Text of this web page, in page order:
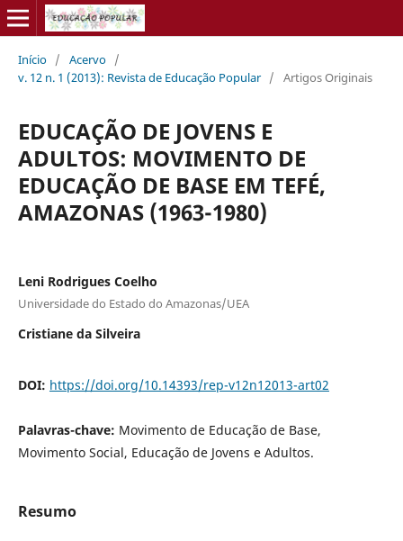
Início / Acervo /
v. 12 n. 1 (2013): Revista de Educação Popular / Artigos Originais
EDUCAÇÃO DE JOVENS E
ADULTOS: MOVIMENTO DE
EDUCAÇÃO DE BASE EM TEFÉ,
AMAZONAS (1963-1980)
Leni Rodrigues Coelho
Universidade do Estado do Amazonas/UEA
Cristiane da Silveira
DOI: https://doi.org/10.14393/rep-v12n12013-art02
Palavras-chave: Movimento de Educação de Base,
Movimento Social, Educação de Jovens e Adultos.
Resumo